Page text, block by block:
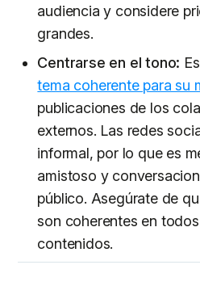
audiencia y considere
grandes.
Centrarse en el tono:
tema coherente para su
publicaciones de los
externos. Las redes
informal, por lo que es
amistoso y
público. Asegúrate de
son coherentes en
contenidos.